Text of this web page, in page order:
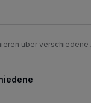
über